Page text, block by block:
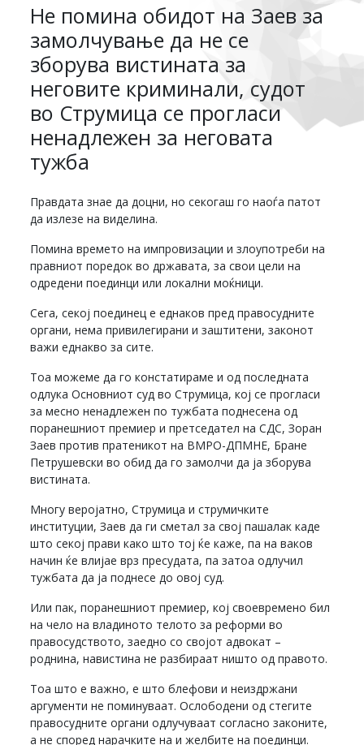
Не помина обидот на Заев за
замолчување да не се
зборува вистината за
неговите криминали, судот
во Струмица се прогласи
ненадлежен за неговата
тужба
Правдата знае да доцни, но секогаш го наоѓа патот
да излезе на виделина.
Помина времето на импровизации и злоупотреби на
правниот поредок во државата, за свои цели на
одредени поединци или локални моќници.
Сега, секој поединец е еднаков пред правосудните
органи, нема привилегирани и заштитени, законот
важи еднакво за сите.
Тоа можеме да го констатираме и од последната
одлука Основниот суд во Струмица, кој се прогласи
за месно ненадлежен по тужбата поднесена од
поранешниот премиер и претседател на СДС, Зоран
Заев против пратеникот на ВМРО-ДПМНЕ, Бране
Петрушевски во обид да го замолчи да ја зборува
вистината.
Многу веројатно, Струмица и струмичките
институции, Заев да ги сметал за свој пашалак каде
што секој прави како што тој ќе каже, па на ваков
начин ќе влијае врз пресудата, па затоа одлучил
тужбата да ја поднесе до овој суд.
Или пак, поранешниот премиер, кој своевремено бил
на чело на владиното телото за реформи во
правосудството, заедно со својот адвокат –
роднина, навистина не разбираат ништо од правото.
Тоа што е важно, е што блефови и неиздржани
аргументи не поминуваат. Ослободени од стегите
правосудните органи одлучуваат согласно законите,
а не според нарачките на и желбите на поединци.